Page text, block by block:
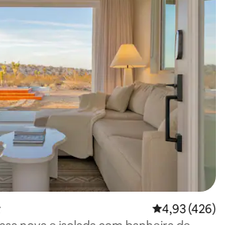
4,93 de uma
4,93 (426)